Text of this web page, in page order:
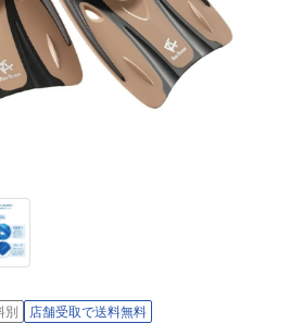
別 店舗受取で送料無料